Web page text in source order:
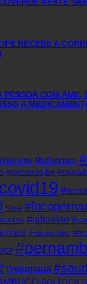
NESTE
RECEBE A
PESSOA COM AME,
A
#bolsonaro
#camaragibe
#eua
#jaboatao
#miguelcoelho
#retomada